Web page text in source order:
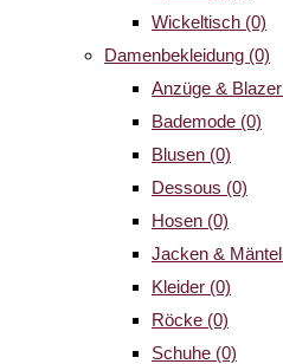
Wickeltisch (0)
Damenbekleidung (0)
Anzüge & Blazer
Bademode (0)
Blusen (0)
Dessous (0)
Hosen (0)
Jacken & Mäntel
Kleider (0)
Röcke (0)
Schuhe (0)